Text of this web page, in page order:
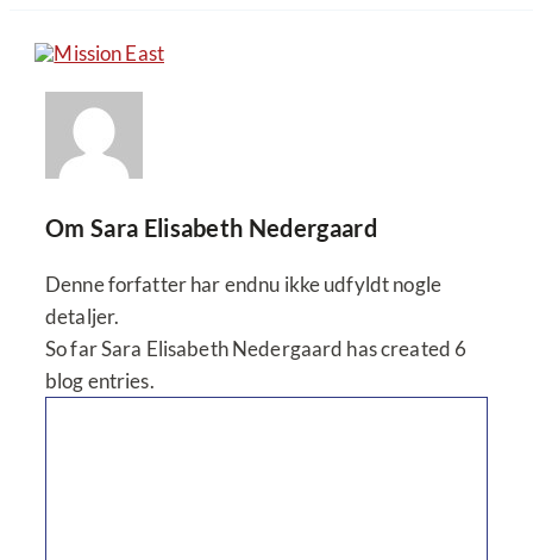
content
Nyheder
Støt nu
Om Sara Elisabeth Nedergaard
Denne forfatter har endnu ikke udfyldt nogle
detaljer.
So far Sara Elisabeth Nedergaard has created 6
blog entries.